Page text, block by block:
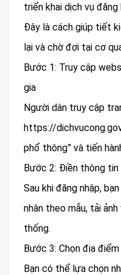
triển khai dịch vụ
Đây là cách giúp tiết
lại và chờ đợi tại cơ
Bước 1: Truy cập
gia
Người dân truy cập
https://
phổ thông” và tiến
Bước 2: Điền thông tin
Sau khi đăng nhập,
nhân theo mẫu, tải
thống.
Bước 3: Chọn địa
Bạn có thể lựa chọn